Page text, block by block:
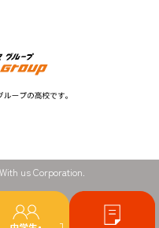
us Corporation.